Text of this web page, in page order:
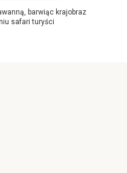
barwiąc krajobraz
safari turyści